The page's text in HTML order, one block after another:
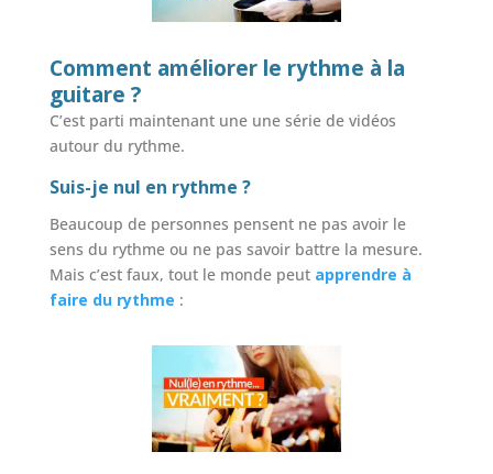
Comment améliorer le rythme à la
guitare ?
C’est parti maintenant une une série de vidéos
autour du rythme.
Suis-je nul en rythme ?
Beaucoup de personnes pensent ne pas avoir le
sens du rythme ou ne pas savoir battre la mesure.
Mais c’est faux, tout le monde peut apprendre à
faire du rythme :